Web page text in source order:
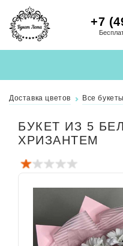
+7
Доставка цветов Все букеты
БУКЕТ ИЗ 5
ХРИЗАНТЕМ